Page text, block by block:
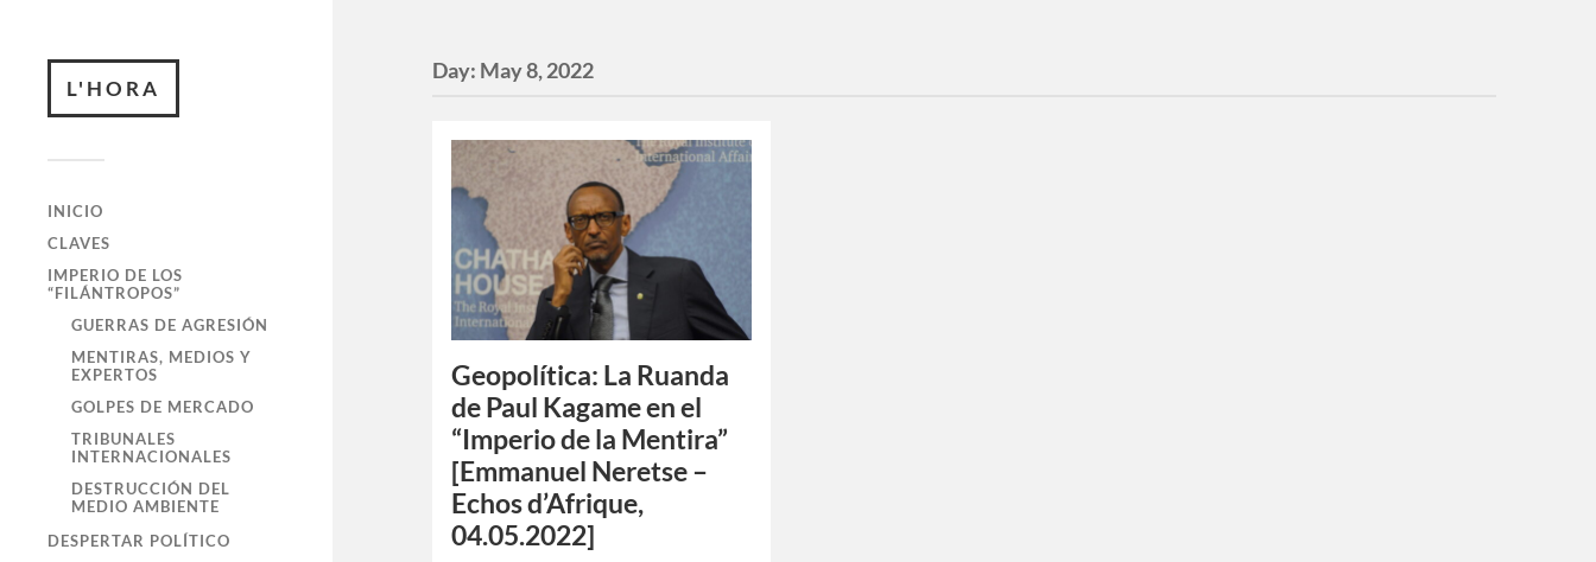
L'HORA
INICIO
CLAVES
IMPERIO DE LOS
“FILÁNTROPOS”
GUERRAS DE AGRESIÓN
MENTIRAS, MEDIOS Y
EXPERTOS
GOLPES DE MERCADO
TRIBUNALES
INTERNACIONALES
DESTRUCCIÓN DEL
MEDIO AMBIENTE
DESPERTAR POLÍTICO
Day: May 8, 2022
Geopolítica: La Ruanda
de Paul Kagame en el
“Imperio de la Mentira”
[Emmanuel Neretse –
Echos d’Afrique,
04.05.2022]